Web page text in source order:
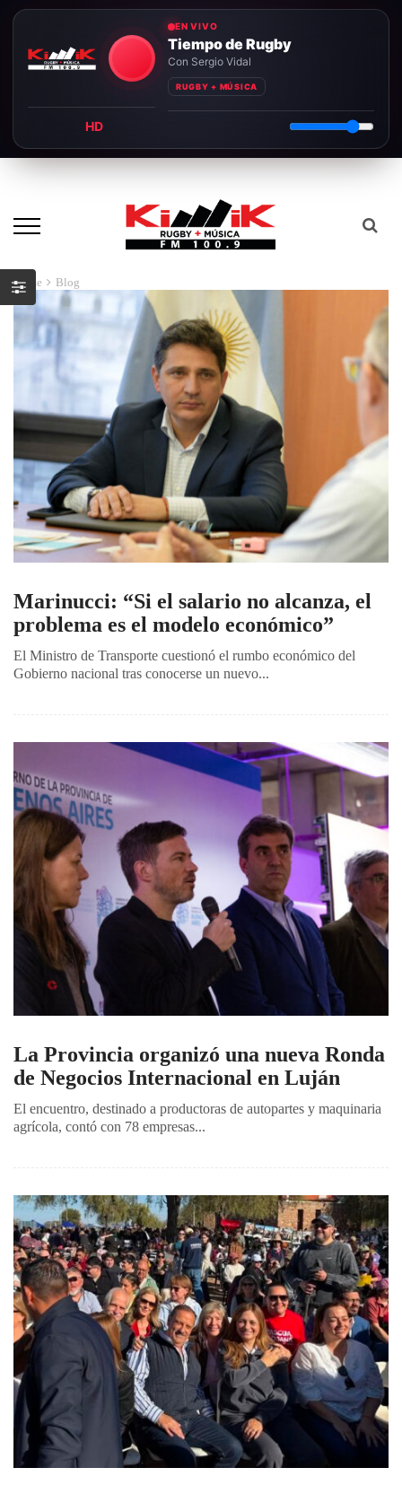
EN VIVO
Tiempo de Rugby
Con Sergio Vidal
RUGBY + MÚSICA
HD
Home Blog
Marinucci: “Si el salario no alcanza, el
problema es el modelo económico”
El Ministro de Transporte cuestionó el rumbo económico del
Gobierno nacional tras conocerse un nuevo...
La Provincia organizó una nueva Ronda
de Negocios Internacional en Luján
El encuentro, destinado a productoras de autopartes y maquinaria
agrícola, contó con 78 empresas...